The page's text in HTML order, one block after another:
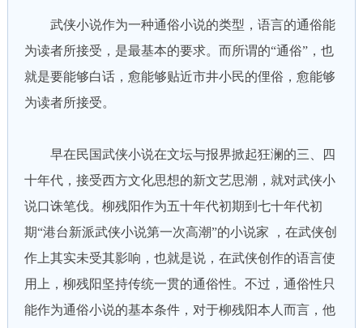
武侠小说作为一种通俗小说的类型，语言的通俗能
为读者所接受，是最基本的要求。而所谓的“通俗”，也
就是要能够白话，愈能够贴近市井小民的俚俗，愈能够
为读者所接受。
早在民国武侠小说在文坛与报界掀起狂澜的三、四
十年代，接受西方文化思想的新文艺思潮，就对武侠小
说口诛笔伐。柳残阳作为五十年代初期到七十年代初
期“港台新派武侠小说第一次高潮”的小说家 ，在武侠创
作上其实未受其影响，也就是说，在武侠创作的语言使
用上，柳残阳坚持传统一贯的通俗性。不过，通俗性只
能作为通俗小说的基本条件，对于柳残阳本人而言，他